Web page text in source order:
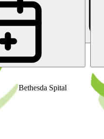
Kyburz
Bethesda Spital